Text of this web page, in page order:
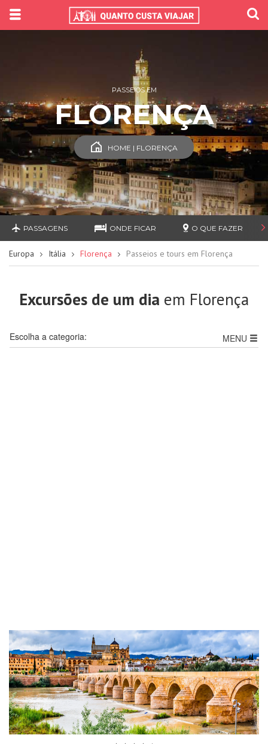
PASSEIOS EM
FLORENÇA
HOME | FLORENÇA
PASSAGENS ONDE FICAR O QUE FAZER
Europa Itália Florença Passeios e tours em Florença
Excursões de um dia em Florença
MENU
Escolha a categoria: